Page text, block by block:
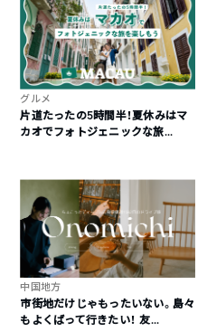
グルメ
片道たったの5時間半！夏休みはマ
カオでフォトジェニックな旅...
中国地方
市街地だけじゃもったいない。島々
もよくばって行きたい！ 友...